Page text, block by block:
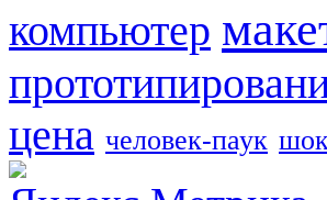
компьютер
цена человек-паук